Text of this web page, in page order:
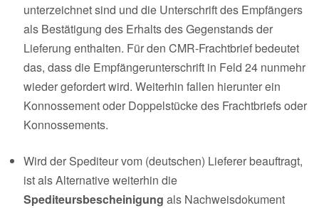
unterzeichnet sind und die Unterschrift des Empfängers
als Bestätigung des Erhalts des Gegenstands der
Lieferung enthalten. Für den CMR-Frachtbrief bedeutet
das, dass die Empfängerunterschrift in Feld 24 nunmehr
wieder gefordert wird. Weiterhin fallen hierunter ein
Konnossement oder Doppelstücke des Frachtbriefs oder
Konnossements.
Wird der Spediteur vom (deutschen) Lieferer beauftragt,
ist als Alternative weiterhin die
Spediteursbescheinigung als Nachweisdokument